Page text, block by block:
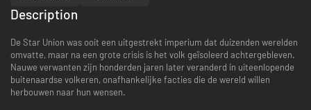
Description
De Star Union was ooit een uitgestrekt imperium dat duizenden werelden
omvatte, maar na een grote crisis is het volk geïsoleerd achtergebleven.
Nauwe verwanten zijn honderden jaren later veranderd in uiteenlopende
buitenaardse volkeren, onafhankelijke facties die de wereld willen
herbouwen naar hun wensen.